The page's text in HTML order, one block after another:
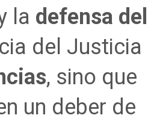
la defensa del
del Justicia
, sino que
un deber de